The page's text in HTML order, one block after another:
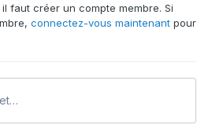
faut créer un compte membre. Si
connectez-vous maintenant pour